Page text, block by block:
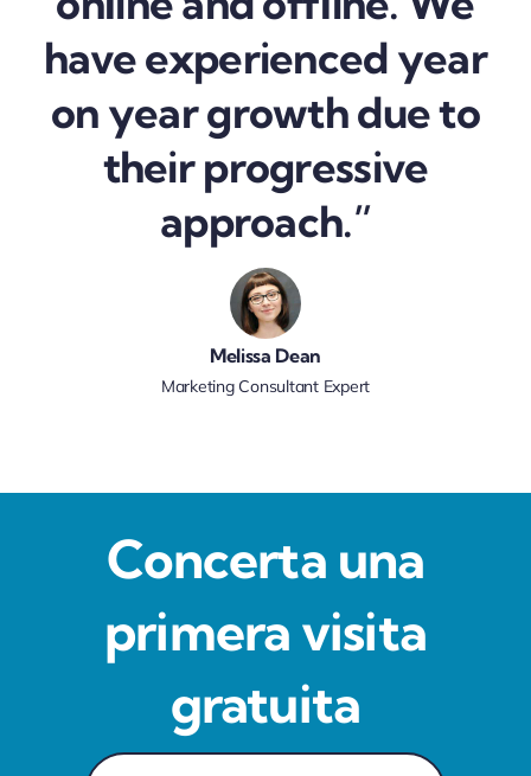
have experienced year
on year growth due to
their progressive
approach.”
Melissa Dean
Marketing Consultant Expert
Concerta una
primera visita
gratuita